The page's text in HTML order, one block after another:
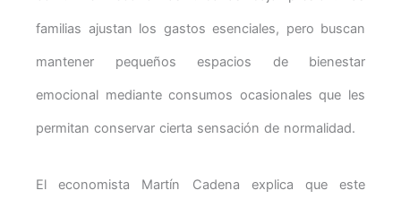
familias ajustan los gastos esenciales, pero buscan
mantener pequeños espacios de bienestar
emocional mediante consumos ocasionales que les
permitan conservar cierta sensación de normalidad.
El economista Martín Cadena explica que este